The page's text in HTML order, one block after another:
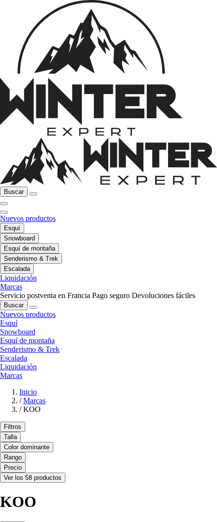
Buscar
Nuevos productos
Esquí
Snowboard
Esquí de montaña
Senderismo & Trek
Escalada
Liquidación
Marcas
Servicio postventa en Francia Pago seguro Devoluciones fáciles
Buscar
Nuevos productos
Esquí
Snowboard
Esquí de montaña
Senderismo & Trek
Escalada
Liquidación
Marcas
Inicio
/ Marcas
/ KOO
Filtros
Talla
Color dominante
Rango
Precio
Ver los 58 productos
KOO